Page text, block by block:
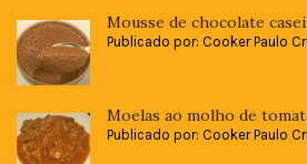
Mousse de chocolate
Publicado por: Cooker Paulo
Moelas ao molho de
Publicado por: Cooker Paulo